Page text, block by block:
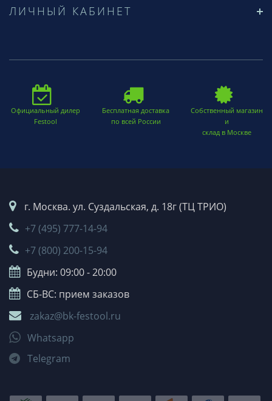
ЛИЧНЫЙ КАБИНЕТ
Официальный дилер
Festool
Бесплатная доставка
по всей России
Собственный магазин
и
склад в Москве
г. Москва. ул. Суздальская, д. 18г (ТЦ ТРИО)
+7 (495) 777-14-94
+7 (800) 200-15-94
Будни: 09:00 - 20:00
СБ-ВС: прием заказов
zakaz@bk-festool.ru
Whatsapp
Telegram